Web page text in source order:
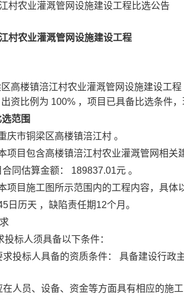
村农业灌溉管网设施建设工程比选公告
村农业灌溉管网设施建设工程
高楼镇涪江村农业灌溉管网设施建设工程
资比例为 100% ，项目已具备比选条件
选范围
庆市铜梁区高楼镇涪江村 。
项目包含高楼镇涪江村农业灌溉管网相
同估算金额： 189837.01元 。
项目施工图所示范围内的工程内容，具
日历天 ，缺陷责任期12个月。
标人须具备以下条件：
投标人具备的资质条件： 具备建设行政
在人员、设备、资金等方面具有相应的施